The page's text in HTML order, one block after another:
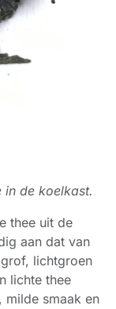
in de koelkast.
thee uit de
aan dat van
lichtgroen
lichte thee
milde smaak en